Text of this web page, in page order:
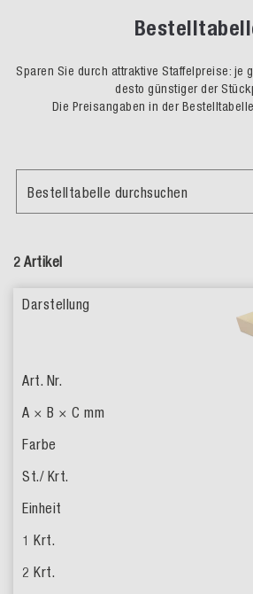
Sparen Sie durch attraktive Staffelpreise: je
desto günstiger der
Die Preisangaben in der
2 Artikel
Bestelltabelle durchsuchen